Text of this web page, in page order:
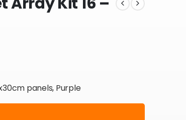
panels, Purple